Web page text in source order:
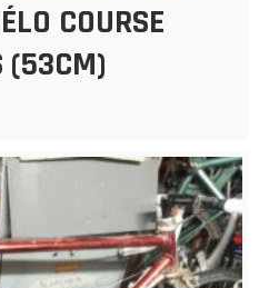
COURSE
(53CM)